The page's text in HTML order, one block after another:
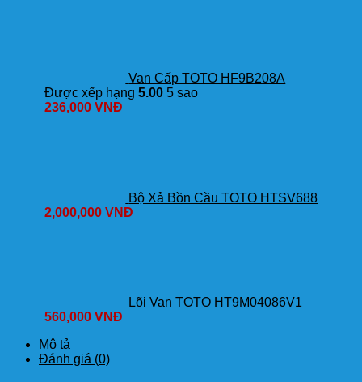
Van Cấp TOTO HF9B208A
Được xếp hạng5.00 5 sao
236,000VNĐ
Bộ Xả Bồn Cầu TOTO HTSV688
2,000,000VNĐ
Lõi Van TOTO HT9M04086V1
560,000VNĐ
Mô tả
Đánh giá (0)